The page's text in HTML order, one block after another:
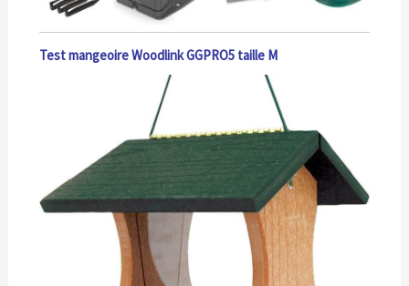
Test mangeoire Woodlink GGPRO5 taille M